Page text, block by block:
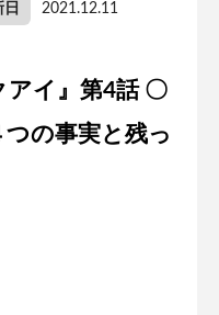
日 2021.12.11
イ』第4話 〇
の事実と残っ